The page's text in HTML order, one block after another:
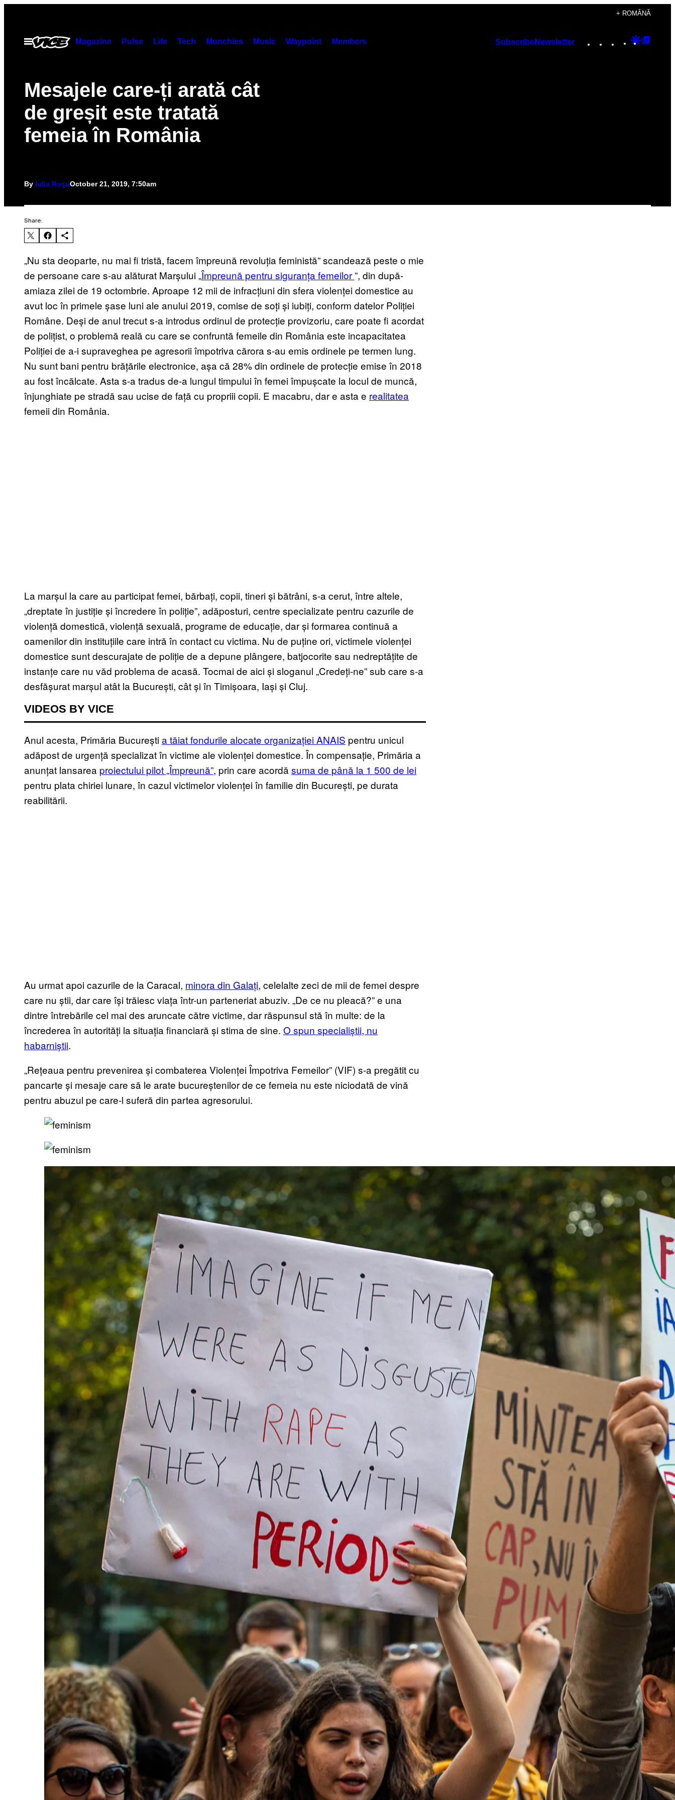
content
+ ROMÂNĂ
Open
Menu
Magazine Pulse Life Tech Munchies Music Waypoint Members SubscribeNewsletter Instagram
TikTok
YouTube
Google
Mesajele care-ți arată cât
de greșit este tratată
femeia în România
By Iulia RoșuOctober 21, 2019, 7:50am
Share:
„Nu sta deoparte, nu mai fi tristă, facem împreună revoluția feministă” scandează peste o mie
de persoane care s-au alăturat Marșului „Împreună pentru siguranța femeilor ”, din după-
amiaza zilei de 19 octombrie. Aproape 12 mii de infracțiuni din sfera violenței domestice au
avut loc în primele șase luni ale anului 2019, comise de soți și iubiți, conform datelor Poliției
Române. Deși de anul trecut s-a introdus ordinul de protecție provizoriu, care poate fi acordat
de polițist, o problemă reală cu care se confruntă femeile din România este incapacitatea
Poliției de a-i supraveghea pe agresorii împotriva cărora s-au emis ordinele pe termen lung.
Nu sunt bani pentru brățările electronice, așa că 28% din ordinele de protecție emise în 2018
au fost încălcate. Asta s-a tradus de-a lungul timpului în femei împușcate la locul de muncă,
înjunghiate pe stradă sau ucise de față cu propriii copii. E macabru, dar e asta e realitatea
femeii din România.
La marșul la care au participat femei, bărbați, copii, tineri și bătrâni, s-a cerut, între altele,
„dreptate în justiție și încredere în poliție”, adăposturi, centre specializate pentru cazurile de
violență domestică, violență sexuală, programe de educație, dar și formarea continuă a
oamenilor din instituțiile care intră în contact cu victima. Nu de puține ori, victimele violenței
domestice sunt descurajate de poliție de a depune plângere, batjocorite sau nedreptățite de
instanțe care nu văd problema de acasă. Tocmai de aici și sloganul „Credeți-ne” sub care s-a
desfășurat marșul atât la București, cât și în Timișoara, Iași și Cluj.
VIDEOS BY VICE
Anul acesta, Primăria Bucureștia tăiat fondurile alocate organizației ANAIS pentru unicul
adăpost de urgență specializat în victime ale violenței domestice. În compensație, Primăria a
anunțat lansarea proiectului pilot „Împreună”, prin care acordă suma de până la 1 500 de lei
pentru plata chiriei lunare, în cazul victimelor violenței în familie din București, pe durata
reabilitării.
Au urmat apoi cazurile de la Caracal, minora din Galați, celelalte zeci de mii de femei despre
care nu știi, dar care își trăiesc viața într-un parteneriat abuziv. „De ce nu pleacă?” e una
dintre întrebările cel mai des aruncate către victime, dar răspunsul stă în multe: de la
încrederea în autorități la situația financiară și stima de sine. O spun specialiștii, nu
habarniștii.
„Rețeaua pentru prevenirea și combaterea Violenței Împotriva Femeilor” (VIF) s-a pregătit cu
pancarte și mesaje care să le arate bucureștenilor de ce femeia nu este niciodată de vină
pentru abuzul pe care-l suferă din partea agresorului.